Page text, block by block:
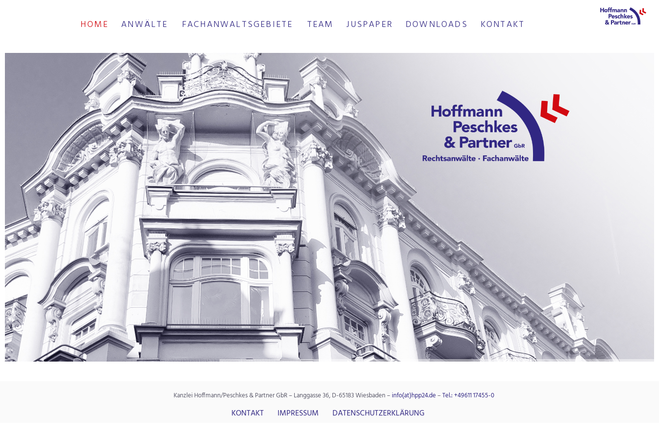
HOME ANWÄLTE FACHANWALTSGEBIETE TEAM JUSPAPER DOWNLOADS KONTAKT
Kanzlei Hoffmann/Peschkes & Partner GbR – Langgasse 36, D-65183 Wiesbaden –info(at)hpp24.de–Tel.: +49611 17455-0
KONTAKT IMPRESSUM DATENSCHUTZERKLÄRUNG